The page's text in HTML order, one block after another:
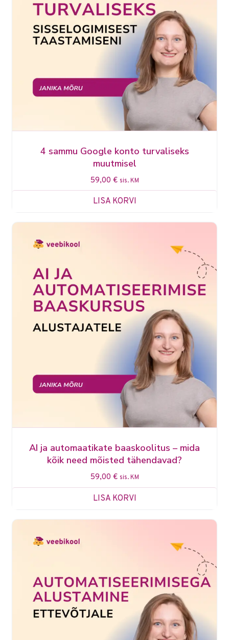
4 sammu Google konto turvaliseks
muutmisel
59,00 € sis. KM
LISA KORVI
AI ja automaatikate baaskoolitus – mida
kõik need mõisted tähendavad?
59,00 € sis. KM
LISA KORVI